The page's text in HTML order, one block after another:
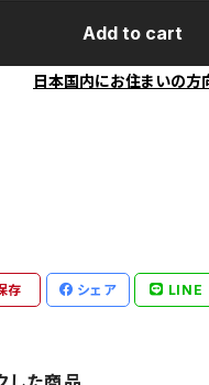
Add to cart
日本国内にお住まいの方
存 シェア LINE